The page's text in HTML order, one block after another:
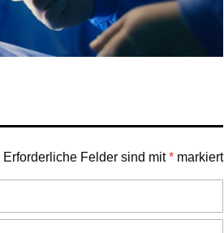
Erforderliche Felder sind mit* markiert